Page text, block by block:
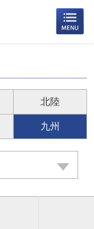
北陸
九州